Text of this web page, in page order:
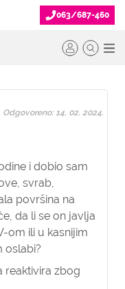
063/687-460
i dobio sam
svrab,
površina na
da li se on javlja
om ili u kasnijim
oslabi?
reaktivira zbog
Odgovoreno: 14. 02. 2024.